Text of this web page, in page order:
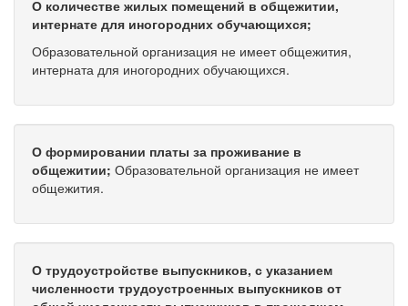
О количестве жилых помещений в общежитии,
интернате для иногородних обучающихся;
Образовательной организация не имеет общежития,
интерната для иногородних обучающихся.
О формировании платы за проживание в
общежитии; Образовательной организация не имеет
общежития.
О трудоустройстве выпускников, с указанием
численности трудоустроенных выпускников от